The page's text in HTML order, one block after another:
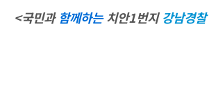
<국민과 함께하는치안1번지강남경찰